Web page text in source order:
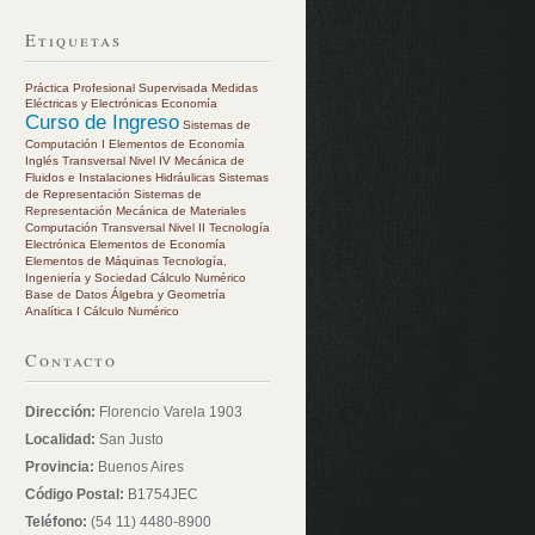
Etiquetas
Práctica Profesional Supervisada Medidas
Eléctricas y Electrónicas Economía
Curso de Ingreso Sistemas de
Computación I Elementos de Economía
Inglés Transversal Nivel IV Mecánica de
Fluidos e Instalaciones Hidráulicas Sistemas
de Representación Sistemas de
Representación Mecánica de Materiales
Computación Transversal Nivel II Tecnología
Electrónica Elementos de Economía
Elementos de Máquinas Tecnología,
Ingeniería y Sociedad Cálculo Numérico
Base de Datos Álgebra y Geometría
Analítica I Cálculo Numérico
Contacto
Dirección: Florencio Varela 1903
Localidad: San Justo
Provincia: Buenos Aires
Código Postal: B1754JEC
Teléfono: (54 11) 4480-8900